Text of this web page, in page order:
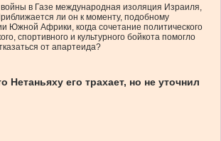
в Газе международная изоляция Израиля,
ли он к моменту, подобному
Южной Африки, когда сочетание политического
спортивного и культурного бойкота помогло
от апартеида?
Нетаньяху его трахает, но не уточнил